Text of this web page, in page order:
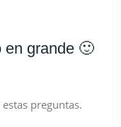
en grande 🙂
preguntas.